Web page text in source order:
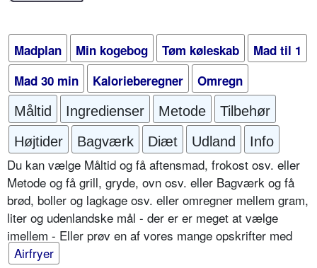
Madplan Min kogebog Tøm køleskab
Mad til 1
Mad 30 min
Kalorieberegner Omregn
Måltid Ingredienser Metode
Tilbehør
Højtider
Bagværk Diæt Udland Info
Du kan vælge Måltid og få aftensmad, frokost osv. eller
Metode og få grill, gryde, ovn osv. eller Bagværk og få
brød, boller og lagkage osv. eller omregner mellem gram,
liter og udenlandske mål - der er er meget at vælge
imellem - Eller prøv en af vores mange opskrifter med
Airfryer